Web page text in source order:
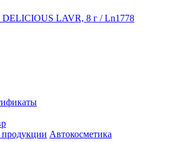
DELICIOUS LAVR, 8 г / Ln1778
Автокосметика